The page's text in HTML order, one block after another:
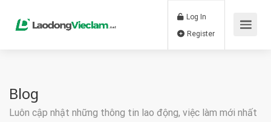
Log In
Blog
Luôn cập nhật những thông tin lao động, việc làm mới nhất